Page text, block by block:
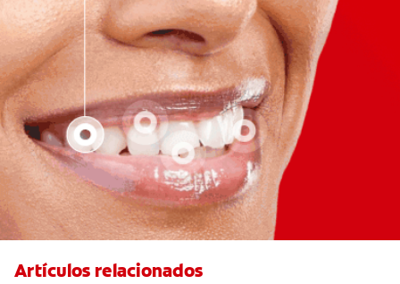
Artículos relacionados